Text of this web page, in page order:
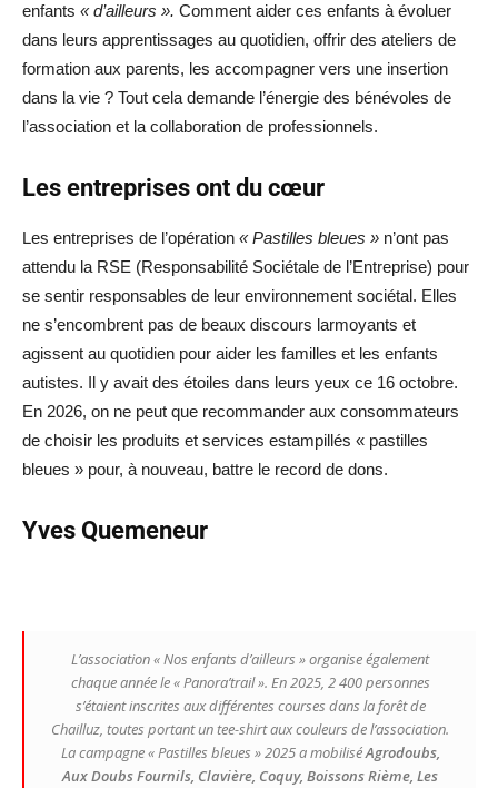
enfants « d’ailleurs ». Comment aider ces enfants à évoluer
dans leurs apprentissages au quotidien, offrir des ateliers de
formation aux parents, les accompagner vers une insertion
dans la vie ? Tout cela demande l’énergie des bénévoles de
l’association et la collaboration de professionnels.
Les entreprises ont du cœur
Les entreprises de l’opération « Pastilles bleues » n’ont pas
attendu la RSE (Responsabilité Sociétale de l’Entreprise) pour
se sentir responsables de leur environnement sociétal. Elles
ne s’encombrent pas de beaux discours larmoyants et
agissent au quotidien pour aider les familles et les enfants
autistes. Il y avait des étoiles dans leurs yeux ce 16 octobre.
En 2026, on ne peut que recommander aux consommateurs
de choisir les produits et services estampillés « pastilles
bleues » pour, à nouveau, battre le record de dons.
Yves Quemeneur
L’association « Nos enfants d’ailleurs » organise également
chaque année le « Panora’trail ». En 2025, 2 400 personnes
s’étaient inscrites aux différentes courses dans la forêt de
Chailluz, toutes portant un tee-shirt aux couleurs de l’association.
La campagne« Pastilles bleues »2025 a mobiliséAgrodoubs,
Aux Doubs Fournils, Clavière, Coquy, Boissons Rième, Les